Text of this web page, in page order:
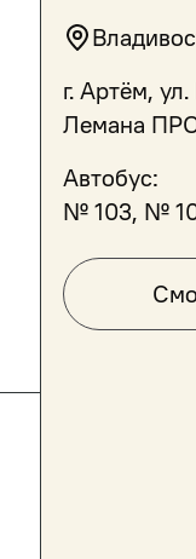
г. Артём,
Лемана
Автобус:
№ 103, №